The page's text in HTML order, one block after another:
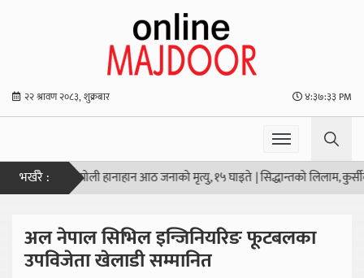
२२ श्रावण २०८३, शुक्रबार ४:३७:३४ PM
भर्खरै :
स्कूलमा गोली हानाहान आठ जनाको मृत्यु, १५ घाइते |सिद्धान्तको लिलाम, कुर्सीको
अल नेपाल सिभिल इन्जिनियरिङ फूटबलका
उपविजेता खेलाडी सम्मानित